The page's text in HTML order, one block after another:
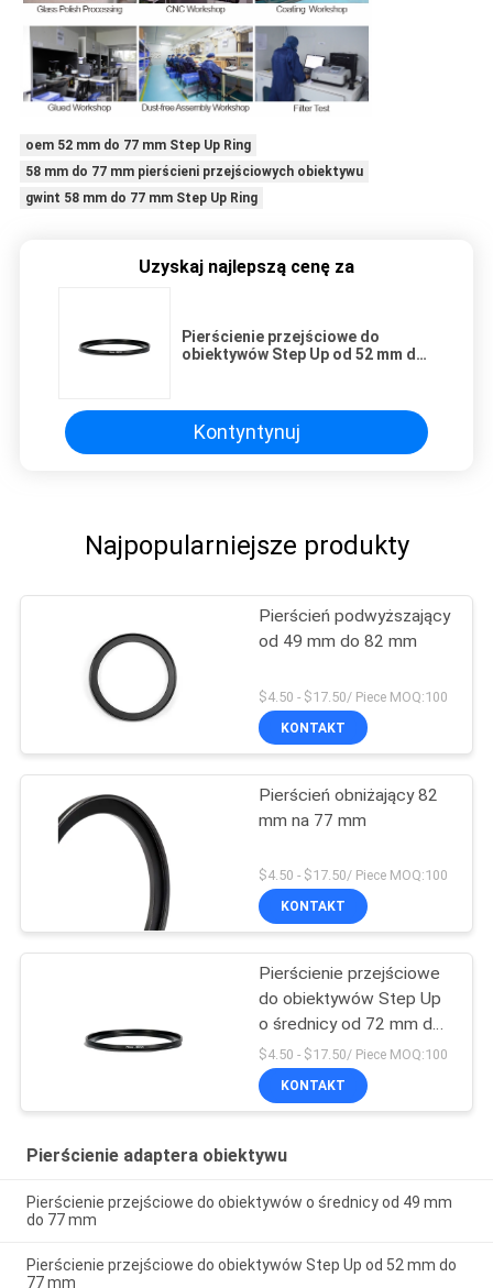
oem 52 mm do 77 mm Step Up Ring
58 mm do 77 mm pierścieni przejściowych obiektywu
gwint 58 mm do 77 mm Step Up Ring
Uzyskaj najlepszą cenę za
Pierścienie przejściowe do
obiektywów Step Up od 52 mm do
Kontyntynuj
Najpopularniejsze produkty
Pierścień podwyższający
od 49 mm do 82 mm
$4.50 - $17.50/ Piece MOQ:100
KONTAKT
Pierścień obniżający 82
mm na 77 mm
$4.50 - $17.50/ Piece MOQ:100
KONTAKT
Pierścienie przejściowe
do obiektywów Step Up
o średnicy od 72 mm do
82 mm
$4.50 - $17.50/ Piece MOQ:100
KONTAKT
Pierścienie adaptera obiektywu
Pierścienie przejściowe do obiektywów o średnicy od 49 mm
do 77 mm
Pierścienie przejściowe do obiektywów Step Up od 52 mm do
77 mm